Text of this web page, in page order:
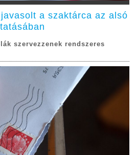
a szaktárca az alsó
szervezzenek rendszeres